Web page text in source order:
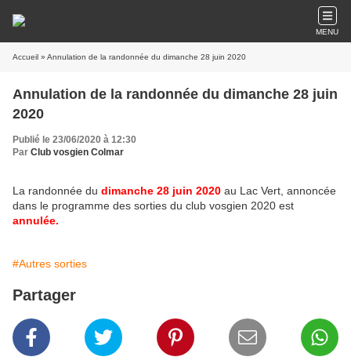
MENU
Accueil » Annulation de la randonnée du dimanche 28 juin 2020
Annulation de la randonnée du dimanche 28 juin
2020
Publié le 23/06/2020 à 12:30
Par Club vosgien Colmar
La randonnée du dimanche 28 juin 2020 au Lac Vert, annoncée
dans le programme des sorties du club vosgien 2020 est
annulée.
#Autres sorties
Partager